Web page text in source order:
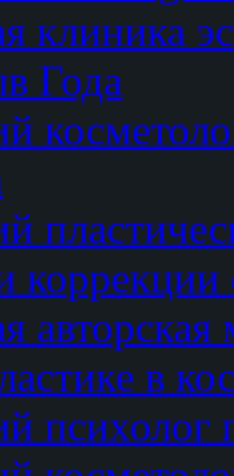
клиника
Года
коррекции
авторская
в
психолог